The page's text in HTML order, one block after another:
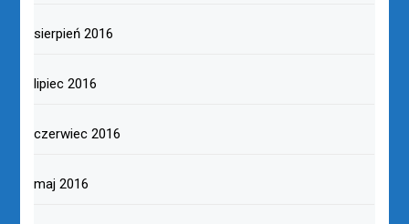
sierpień 2016
lipiec 2016
czerwiec 2016
maj 2016